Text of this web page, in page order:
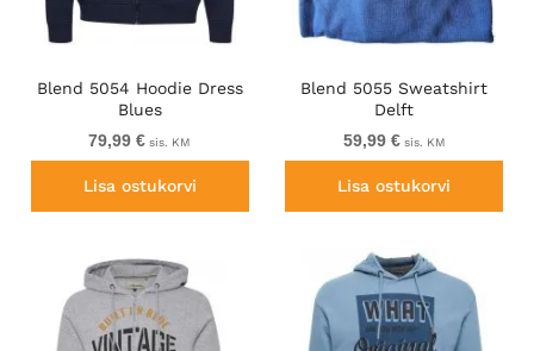
Blend 5054 Hoodie Dress
Blues
79,99 € sis. KM
Lisa ostukorvi
Blend 5055 Sweatshirt
Delft
59,99 €sis. KM
Lisa ostukorvi